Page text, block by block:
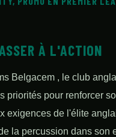
À L'ACTION
Belgacem , le club
priorités pour renforcer
exigences de l'élite
la percussion dans son